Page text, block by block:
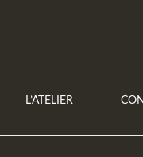
L’ATELIER